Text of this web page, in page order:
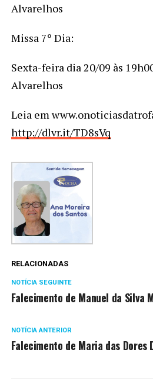
Alvarelhos
Missa 7º Dia:
Sexta-feira dia 20/09 às
Alvarelhos
Leia em
http://dlvr.it/TD8sVq
RELACIONADAS
NOTÍCIA SEGUINTE
Falecimento de Manuel da Silva
NOTÍCIA ANTERIOR
Falecimento de Maria das Dores